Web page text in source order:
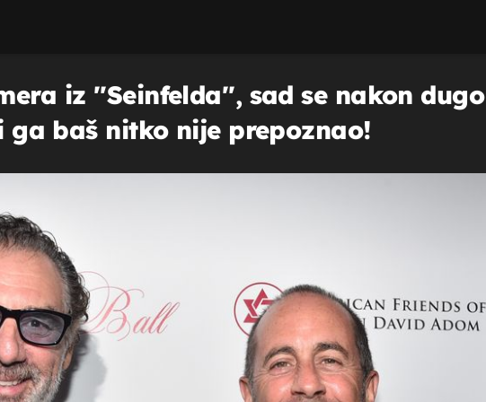
iz ''Seinfelda'', sad se nakon dugo
baš nitko nije prepoznao!